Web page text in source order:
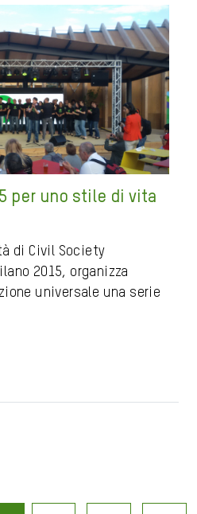
per uno stile di vita
di Civil Society
2015, organizza
universale una serie